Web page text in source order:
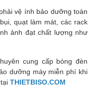
vệ ính bảo dưỡng toàn
quạt làm mát, các rack
ảnh đạt chất lượng như
cung cấp bóng đèn
dưỡng máy miễn phí khi
THIETBISO.COM